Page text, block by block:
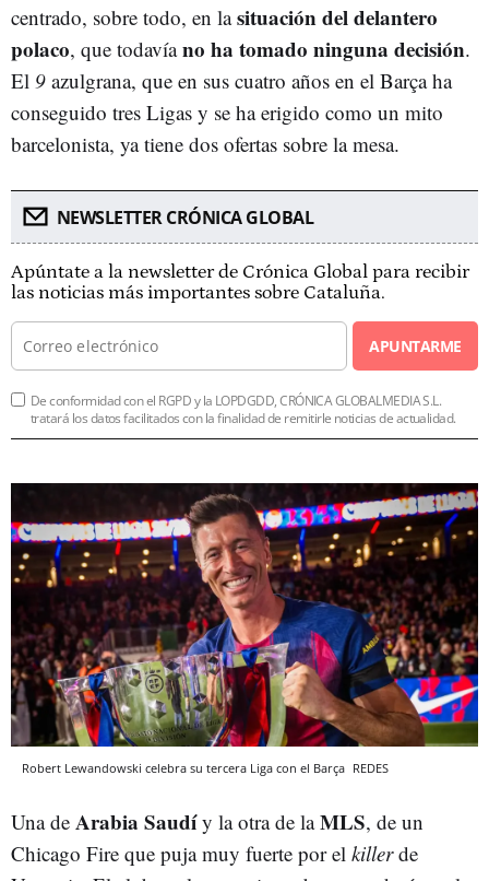
centrado, sobre todo, en lasituación del delantero
polaco, que todavíano ha tomado ninguna decisión.
El 9 azulgrana, que en sus cuatro años en el Barça ha
conseguido tres Ligas y se ha erigido como un mito
barcelonista, ya tiene dos ofertas sobre la mesa.
NEWSLETTER CRÓNICA GLOBAL
Apúntate a la newsletter de Crónica Global para recibir
las noticias más importantes sobre Cataluña.
APUNTARME
De conformidad con el RGPD y la LOPDGDD, CRÓNICA GLOBALMEDIA S.L.
tratará los datos facilitados con la finalidad de remitirle noticias de actualidad.
Robert Lewandowski celebra su tercera Liga con el Barça REDES
Una de Arabia Saudíy la otra de laMLS, de un
Chicago Fire que puja muy fuerte por el killerde